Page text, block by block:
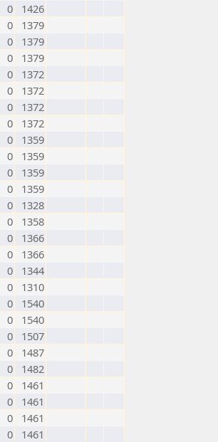
0
1426
0
1379
0
1379
0
1379
0
1372
0
1372
0
1372
0
1372
0
1359
0
1359
0
1359
0
1359
0
1328
0
1358
0
1366
0
1366
0
1344
0
1310
0
1540
0
1540
0
1507
0
1487
0
1482
0
1461
0
1461
0
1461
0 1461